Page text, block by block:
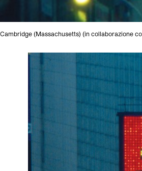
(Massachusetts) (in collaborazione